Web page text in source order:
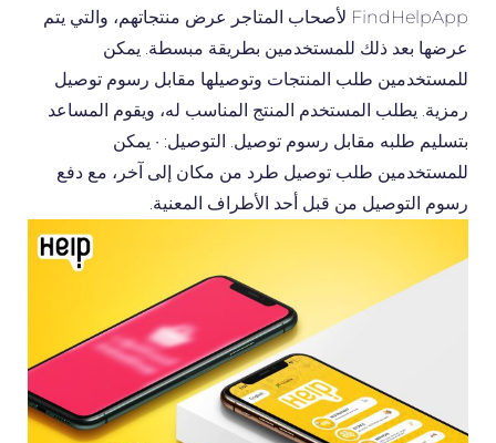
FindHelpApp لأصحاب المتاجر عرض منتجاتهم، والتي يتم
عرضها بعد ذلك للمستخدمين بطريقة مبسطة. يمكن
للمستخدمين طلب المنتجات وتوصيلها مقابل رسوم توصيل
رمزية. يطلب المستخدم المنتج المناسب له، ويقوم المساعد
بتسليم طلبه مقابل رسوم توصيل. التوصيل: • يمكن
للمستخدمين طلب توصيل طرد من مكان إلى آخر، مع دفع
رسوم التوصيل من قبل أحد الأطراف المعنية.